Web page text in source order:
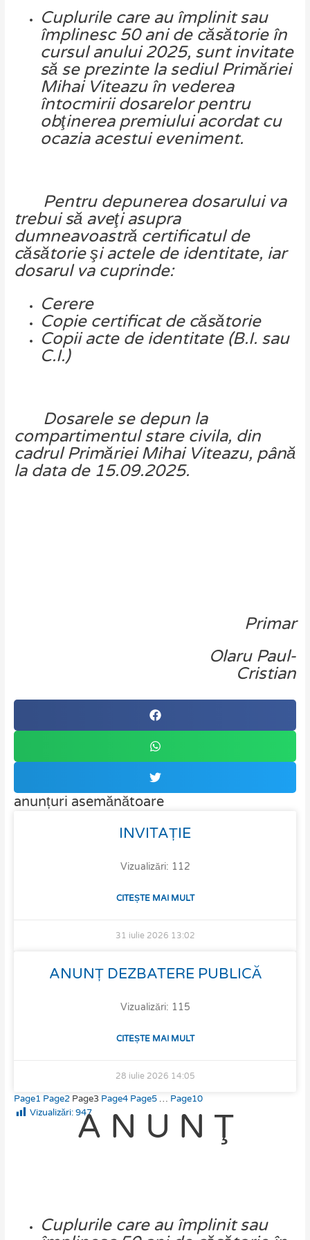
Cuplurile care au împlinit sau
împlinesc 50 ani de căsătorie în
cursul anului 2025, sunt invitate
să se prezinte la sediul Primăriei
Mihai Viteazu în vederea
întocmirii dosarelor pentru
obţinerea premiului acordat cu
ocazia acestui eveniment.
Pentru depunerea dosarului va
trebui să aveţi asupra
dumneavoastră certificatul de
căsătorie şi actele de identitate, iar
dosarul va cuprinde:
Cerere
Copie certificat de căsătorie
Copii acte de identitate (B.I. sau
C.I.)
Dosarele se depun la
compartimentul stare civila, din
cadrul Primăriei Mihai Viteazu, până
la data de15.09.2025.
Primar
Olaru Paul-
Cristian
anunțuri asemănătoare
INVITAȚIE
Vizualizări: 112
CITEȘTE MAI MULT
31 iulie 2026 13:02
ANUNȚ DEZBATERE PUBLICĂ
Vizualizări: 115
CITEȘTE MAI MULT
28 iulie 2026 14:05
Page1 Page2 Page3 Page4 Page5 … Page10
Vizualizări: 947
A N U N Ţ
Cuplurile care au împlinit sau